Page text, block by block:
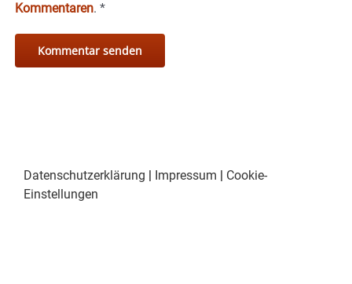
Kommentaren. *
Datenschutzerklärung Impressum
Cookie-
Einstellungen